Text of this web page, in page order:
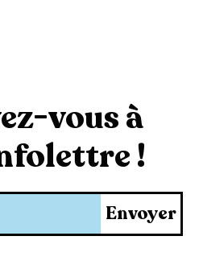
vous à
!
Envoyer